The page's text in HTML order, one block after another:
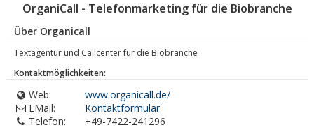
OrganiCall - Telefonmarketing für die Biobranche
Über Organicall
Textagentur und Callcenter für die Biobranche
Kontaktmöglichkeiten:
Web:
www.organicall.de/
EMail:
Kontaktformular
Telefon:
+49-7422-241296